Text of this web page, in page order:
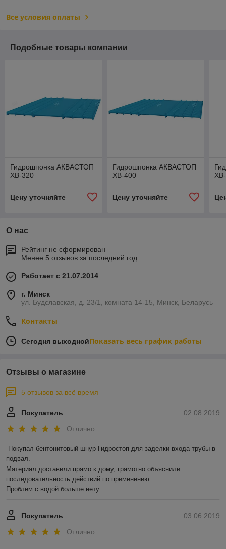
Все условия оплаты
Подобные товары компании
Гидрошпонка АКВАСТОП
ХВ-320
Цену уточняйте
Гидрошпонка АКВАСТОП
ХВ-400
Цену уточняйте
О нас
Рейтинг не сформирован
Менее 5 отзывов за последний год
Работает с 21.07.2014
г. Минск
ул. Будславская, д. 23/1, комната 14-15, Минск, Беларусь
Контакты
Сегодня выходнойПоказать весь график работы
Отзывы о магазине
5 отзывов за всё время
02.08.2019
Покупатель
Отлично
Покупал бентонитовый шнур Гидростоп для заделки входа трубы в
подвал.
Материал доставили прямо к дому, грамотно объяснили
последовательность действий по применению.
Проблем с водой больше нету.
03.06.2019
Покупатель
Отлично